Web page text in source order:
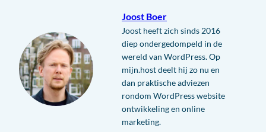
Joost Boer
Joost heeft zich sinds 2016
diep ondergedompeld in de
wereld van WordPress. Op
mijn.host deelt hij zo nu en
dan praktische adviezen
rondom WordPress website
ontwikkeling en online
marketing.